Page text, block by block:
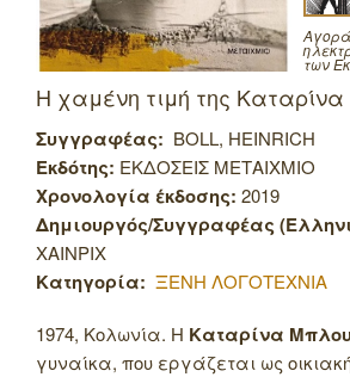
των
Η χαμένη τιμή της
Συγγραφέας: BOLL, HEINRICH
Εκδότης: ΕΚΔΟΣΕΙΣ ΜΕΤΑΙΧΜΙΟ
Χρονολογία έκδοσης: 2019
Δημιουργός/Συγγραφέας
ΧΑΙΝΡΙΧ
Κατηγορία: ΞΕΝΗ ΛΟΓΟΤΕΧΝΙΑ
1974, Κολωνία. Η Καταρίνα
γυναίκα, που εργάζεται ως